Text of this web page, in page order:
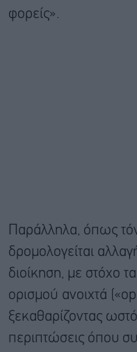
φορείς».
Παράλληλα, όπως
δρομολογείται
διοίκηση, με στόχο
ορισμού ανοιχτά
ξεκαθαρίζοντας
περιπτώσεις όπου